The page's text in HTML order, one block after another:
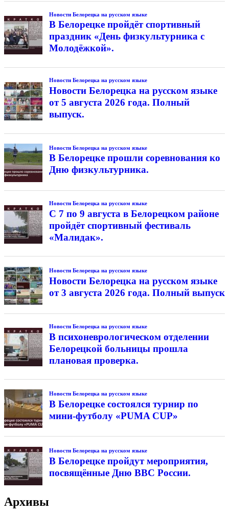
Новости Белорецка на русском языке
В Белорецке пройдёт спортивный
праздник «День физкультурника с
Молодёжкой».
Новости Белорецка на русском языке
Новости Белорецка на русском языке
от 5 августа 2026 года. Полный
выпуск.
Новости Белорецка на русском языке
В Белорецке прошли соревнования ко
Дню физкультурника.
Новости Белорецка на русском языке
С 7 по 9 августа в Белорецком районе
пройдёт спортивный фестиваль
«Малидак».
Новости Белорецка на русском языке
Новости Белорецка на русском языке
от 3 августа 2026 года. Полный выпуск
Новости Белорецка на русском языке
В психоневрологическом отделении
Белорецкой больницы прошла
плановая проверка.
Новости Белорецка на русском языке
В Белорецке состоялся турнир по
мини-футболу «PUMA CUP»
Новости Белорецка на русском языке
В Белорецке пройдут мероприятия,
посвящённые Дню ВВС России.
Архивы